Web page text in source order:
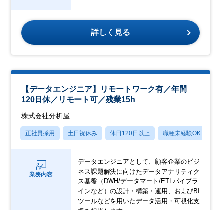
詳しく見る
【データエンジニア】リモートワーク有／年間
120日休／リモート可／残業15h
株式会社分析屋
正社員採用 土日祝休み 休日120日以上 職種未経験OK
業務内容
データエンジニアとして、顧客企業のビジ
ネス課題解決に向けたデータアナリティク
ス基盤（DWH/データマート/ETLパイプラ
インなど）の設計・構築・運用、およびBI
ツールなどを用いたデータ活用・可視化支